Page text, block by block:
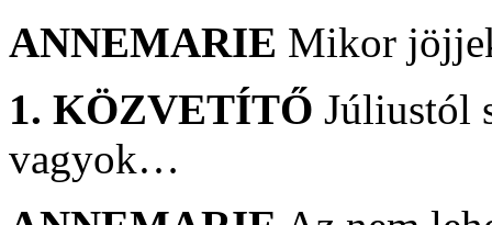
ANNEMARIE Mikor
1. KÖZVETÍTŐ Júliustól
vagyok…